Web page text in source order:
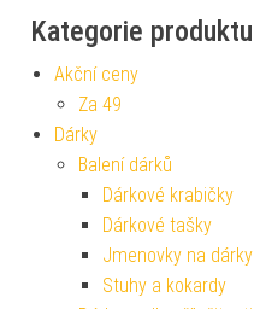
Kategorie produktu
Akční ceny
Za 49
Dárky
Balení dárků
Dárkové krabičky
Dárkové tašky
Jmenovky na dárky
Stuhy a kokardy